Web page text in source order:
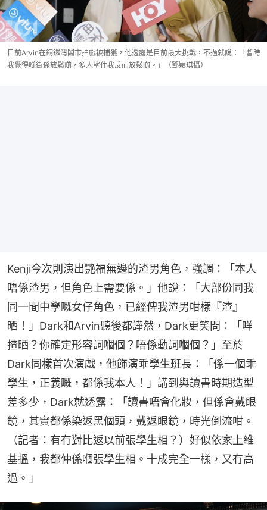
日前Arvin在銅鑼灣鬧市拍戲被捕獲，他透露是目前最大挑戰，不過就說：「暫時
我覺得喺街係放鬆啲，多人望住我反而放鬆啲。」（鄧穎琪攝）
Kenji今次則演出艷福無邊的渣男角色，強調：「本人
唔係渣男，但角色上需要係。」他說：「大部份同我
同一間中學嘅女仔角色，已經俾我渣男咁樣『渣』
晒！」Dark和Arvin聽後都譁然，Dark更笑問：「咩
揸晒？你確定形容詞嗰個？唔係動詞嗰個？」至於
Dark同樣首次演戲，他飾演乖學生班長：「係一個乖
學生，正義嘅，都係我本人！」講到與讀書時期造型
差多少，Dark就透露：「讀書唔會化妝，但係會戴眼
鏡，其實都係染返黑個頭，戴返眼鏡，時光倒流咁。
（記者：有冇對比返以前張學生相？）好似依家上維
基搵，我都仲係嗰張學生相。十成完全一樣，又冇高
過。」